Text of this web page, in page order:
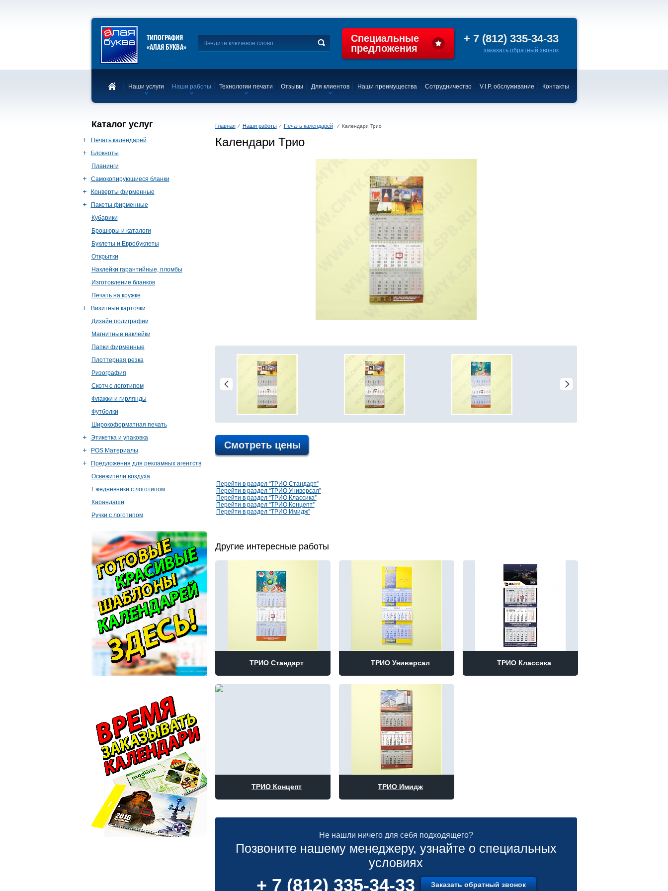
ТИПОГРАФИЯ
«АЛАЯ БУКВА»
Специальные
предложения
+ 7 (812) 335-34-33
заказать обратный звонок
Наши услуги Наши работы Технологии печати Отзывы Для клиентов Наши преимущества Сотрудничество V.I.P. обслуживание Контакты
Главная ⁄ Наши работы ⁄ Печать календарей ⁄ Календари Трио
Календари Трио
Смотреть цены
Перейти в раздел “ТРИО Стандарт”
Перейти в раздел “ТРИО Универсал”
Перейти в раздел “ТРИО Классика”
Перейти в раздел “ТРИО Концепт”
Перейти в раздел “ТРИО Имидж”
Другие интересные работы
ТРИО Стандарт ТРИО Универсал ТРИО Классика
ТРИО Концепт ТРИО Имидж
Не нашли ничего для себя подходящего?
Позвоните нашему менеджеру, узнайте о специальных
условиях
+ 7 (812) 335-34-33 Заказать обратный звонок
Каталог услуг
Печать календарей
Блокноты
Планинги
Самокопирующиеся бланки
Конверты фирменные
Пакеты фирменные
Кубарики
Брошюры и каталоги
Буклеты и Евробуклеты
Открытки
Наклейки гарантийные, пломбы
Изготовление бланков
Печать на кружке
Визитные карточки
Дизайн полиграфии
Магнитные наклейки
Папки фирменные
Плоттерная резка
Ризография
Скотч с логотипом
Флажки и гирлянды
Футболки
Широкоформатная печать
Этикетка и упаковка
POS Материалы
Предложения для рекламных агентств
Освежители воздуха
Ежедневники с логотипом
Карандаши
Ручки с логотипом